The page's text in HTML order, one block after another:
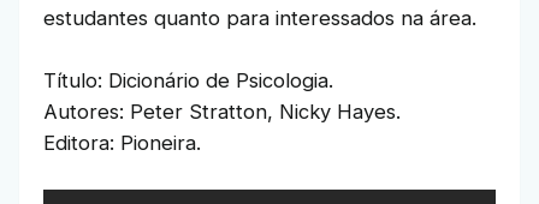
estudantes quanto para interessados na área.
Título: Dicionário de Psicologia.
Autores: Peter Stratton, Nicky Hayes.
Editora: Pioneira.